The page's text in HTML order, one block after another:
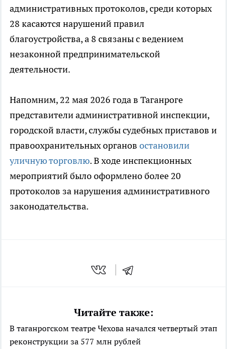
административных протоколов, среди которых
28 касаются нарушений правил
благоустройства, а 8 связаны с ведением
незаконной предпринимательской
деятельности.
Напомним, 22 мая 2026 года в Таганроге
представители административной инспекции,
городской власти, службы судебных приставов и
правоохранительных органов остановили
уличную торговлю. В ходе инспекционных
мероприятий было оформлено более 20
протоколов за нарушения административного
законодательства.
Читайте также:
В таганрогском театре Чехова начался четвертый этап
реконструкции за 577 млн рублей